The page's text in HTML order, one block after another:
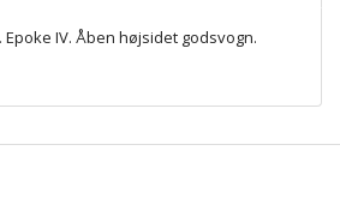
Epoke IV. Åben højsidet godsvogn.